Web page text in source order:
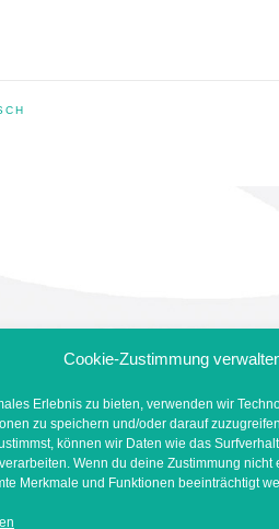
Cookie-Zustimmung
Erlebnis zu bieten, verwenden wir
zu speichern und/oder darauf
können wir Daten wie das
Wenn du deine Zustimmung nicht
Merkmale und Funktionen beeinträchtigt